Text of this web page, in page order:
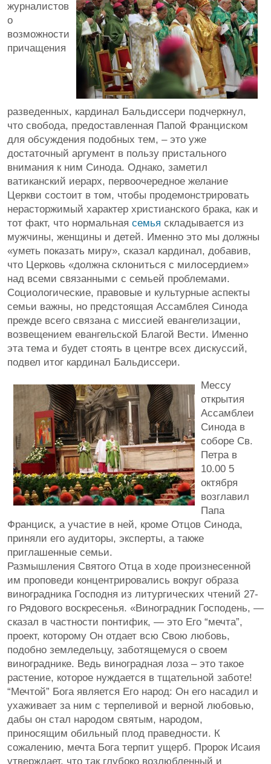
журналистов
о
возможности
причащения
разведенных, кардинал Бальдиссери подчеркнул,
что свобода, предоставленная Папой Франциском
для обсуждения подобных тем, – это уже
достаточный аргумент в пользу пристального
внимания к ним Синода. Однако, заметил
ватиканский иерарх, первоочередное желание
Церкви состоит в том, чтобы продемонстрировать
нерасторжимый характер христианского брака, как и
тот факт, что нормальная семья складывается из
мужчины, женщины и детей. Именно это мы должны
«уметь показать миру», сказал кардинал, добавив,
что Церковь «должна склониться с милосердием»
над всеми связанными с семьей проблемами.
Социологические, правовые и культурные аспекты
семьи важны, но предстоящая Ассамблея Синода
прежде всего связана с миссией евангелизации,
возвещением евангельской Благой Вести. Именно
эта тема и будет стоять в центре всех дискуссий,
подвел итог кардинал Бальдиссери.
Мессу
открытия
Ассамблеи
Синода в
соборе Св.
Петра в
10.00 5
октября
возглавил
Папа
Франциск, а участие в ней, кроме Отцов Синода,
приняли его аудиторы, эксперты, а также
приглашенные семьи.
Размышления Святого Отца в ходе произнесенной
им проповеди концентрировались вокруг образа
виноградника Господня из литургических чтений 27-
го Рядового воскресенья. «Виноградник Господень, —
сказал в частности понтифик, — это Его “мечта”,
проект, которому Он отдает всю Свою любовь,
подобно земледельцу, заботящемуся о своем
винограднике. Ведь виноградная лоза – это такое
растение, которое нуждается в тщательной заботе!
“Мечтой” Бога является Его народ: Он его насадил и
ухаживает за ним с терпеливой и верной любовью,
дабы он стал народом святым, народом,
приносящим обильный плод праведности. К
сожалению, мечта Бога терпит ущерб. Пророк Исаия
утверждает, что так глубоко возлюбленный и